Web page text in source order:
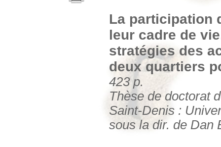
La participation
leur cadre de
stratégies des
deux quartiers
423 p.
Thèse de doctorat
Saint-Denis :
sous la dir. de Dan